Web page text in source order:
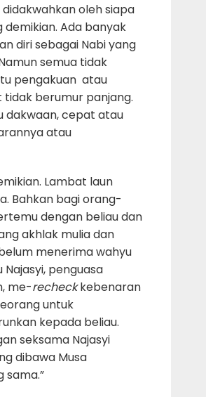
oleh siapa
Ada banyak
diri sebagai Nabi yang
semua tidak
pengakuan atau
berumur panjang.
dakwaan, cepat atau
atau
Lambat laun
Bahkan bagi orang-
dengan beliau dan
akhlak mulia dan
menerima wahyu
Najasyi, penguasa
me-recheckkebenaran
untuk
kepada beliau.
seksama Najasyi
dibawa Musa
sama.”